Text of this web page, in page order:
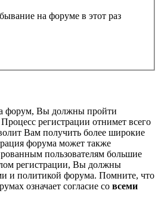
на форуме в этот раз
форум, Вы должны пройти
регистрации отнимет всего
Вам получить более широкие
форума может также
пользователям большие
регистрации, Вы должны
и политикой форума. Помните, что
означает согласие со всеми